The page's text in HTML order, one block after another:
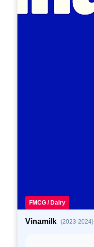
FMCG / Dairy
Vinamilk (2023-2024)